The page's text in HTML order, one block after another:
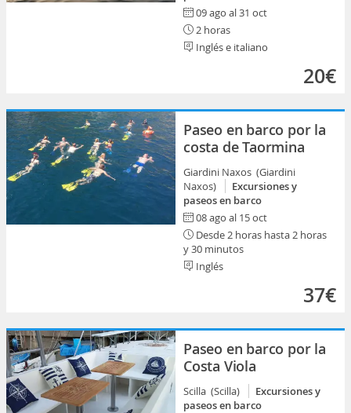
09 ago al 31 oct
2 horas
Inglés e italiano
20€
Paseo en barco por la
costa de Taormina
Giardini Naxos (Giardini
Naxos)
Excursiones y
paseos en barco
08 ago al 15 oct
Desde 2 horas hasta 2 horas
y 30 minutos
Inglés
37€
Paseo en barco por la
Costa Viola
Scilla (Scilla)
Excursiones y
paseos en barco